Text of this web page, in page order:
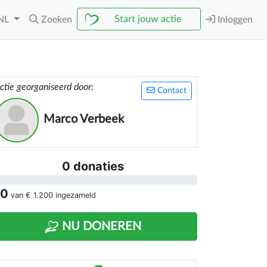
Zoeken Start jouw actie Inloggen
Contact
georganiseerd door:
Marco Verbeek
0 donaties
van € 1.200 ingezameld
NU DONEREN